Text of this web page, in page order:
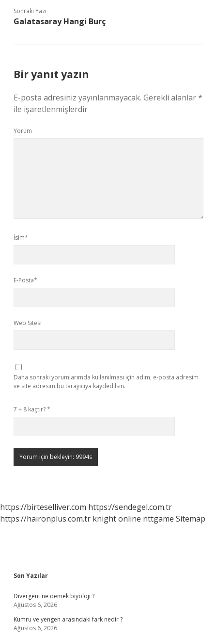
Sonraki Yazı
Galatasaray Hangi Burç
Bir yanıt yazın
E-posta adresiniz yayınlanmayacak. Gerekli alanlar*
ile işaretlenmişlerdir
Yorum
İsim*
E-Posta*
Web Sitesi
Daha sonraki yorumlarımda kullanılması için adım, e-posta adresim
ve site adresim bu tarayıcıya kaydedilsin.
7 + 8 kaçtır?*
https://birteselliver.com https://sendegel.com.tr
https://haironplus.com.tr knight online nttgame Sitemap
Sidebar
Son Yazılar
Divergent ne demek biyoloji ?
Ağustos 6, 2026
Kumru ve yengen arasındaki fark nedir ?
Ağustos 6, 2026